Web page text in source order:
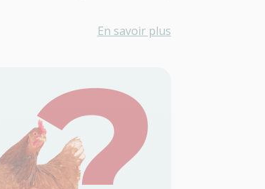
En savoir plus